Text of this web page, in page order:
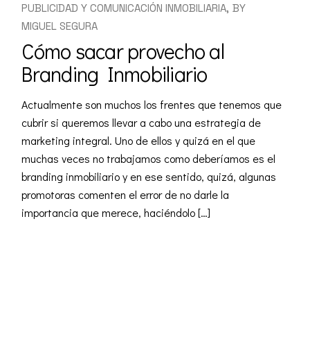
PUBLICIDAD Y COMUNICACIÓN INMOBILIARIA BY
MIGUEL SEGURA
Cómo sacar provecho al
Branding Inmobiliario
Actualmente son muchos los frentes que tenemos que
cubrir si queremos llevar a cabo una estrategia de
marketing integral. Uno de ellos y quizá en el que
muchas veces no trabajamos como deberíamos es el
branding inmobiliario y en ese sentido, quizá, algunas
promotoras comenten el error de no darle la
importancia que merece, haciéndolo […]